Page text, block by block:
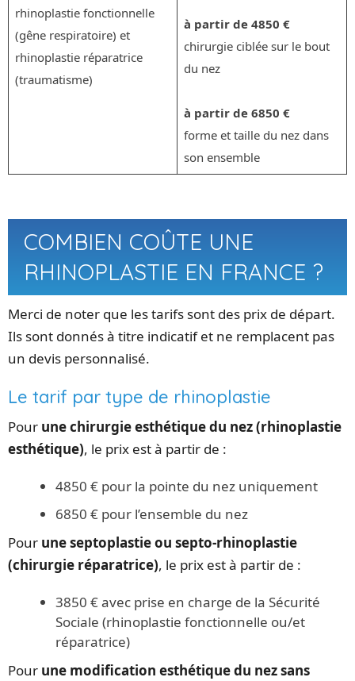
rhinoplastie fonctionnelle
(gêne respiratoire) et
rhinoplastie réparatrice
(traumatisme)
à partir de 4850 €
chirurgie ciblée sur le bout
du nez
à partir de 6850 €
forme et taille du nez dans
son ensemble
COMBIEN COÛTE UNE
RHINOPLASTIE EN FRANCE ?
Merci de noter que les tarifs sont des prix de départ.
Ils sont donnés à titre indicatif et ne remplacent pas
un devis personnalisé.
Le tarif par type de rhinoplastie
Pour une chirurgie esthétique du nez (rhinoplastie
esthétique), le prix est à partir de :
4850 € pour la pointe du nez uniquement
6850 € pour l’ensemble du nez
Pour une septoplastie ou septo-rhinoplastie
(chirurgie réparatrice), le prix est à partir de :
3850 € avec prise en charge de la Sécurité
Sociale (rhinoplastie fonctionnelle ou/et
réparatrice)
Pour une modification esthétique du nez sans